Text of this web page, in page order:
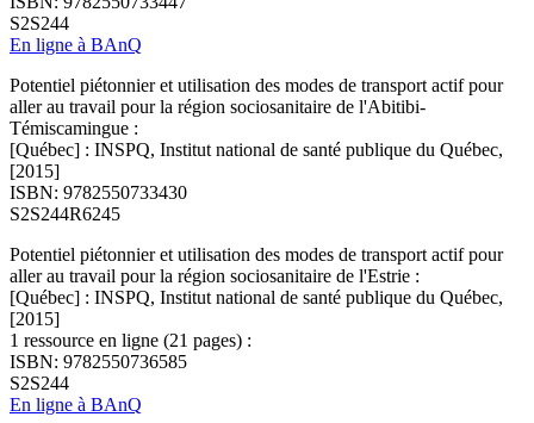
S2S244
En ligne à BAnQ
Potentiel piétonnier et utilisation des modes de transport actif pour
aller au travail pour la région sociosanitaire de l'Abitibi-
Témiscamingue :
[Québec] : INSPQ, Institut national de santé publique du Québec,
[2015]
ISBN: 9782550733430
S2S244R6245
Potentiel piétonnier et utilisation des modes de transport actif pour
aller au travail pour la région sociosanitaire de l'Estrie :
[Québec] : INSPQ, Institut national de santé publique du Québec,
[2015]
1 ressource en ligne (21 pages) :
ISBN: 9782550736585
S2S244
En ligne à BAnQ